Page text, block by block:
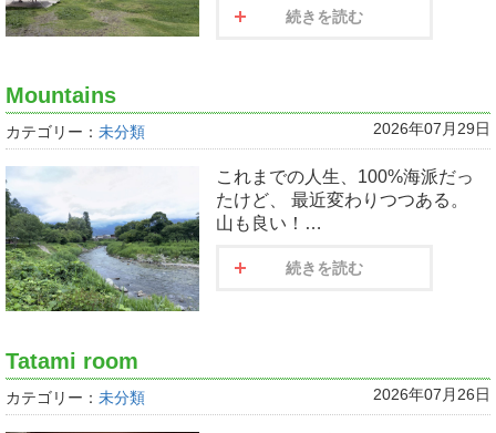
続きを読む
Mountains
カテゴリー： 未分類 2026年07月29日
これまでの人生、100%海派だっ
たけど、 最近変わりつつある。
山も良い！…
続きを読む
Tatami room
カテゴリー： 未分類 2026年07月26日